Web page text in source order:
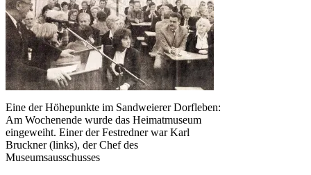
Eine der Höhepunkte im Sandweierer Dorfleben:
Am Wochenende wurde das Heimatmuseum
eingeweiht. Einer der Festredner war Karl
Bruckner (links), der Chef des
Museumsausschusses